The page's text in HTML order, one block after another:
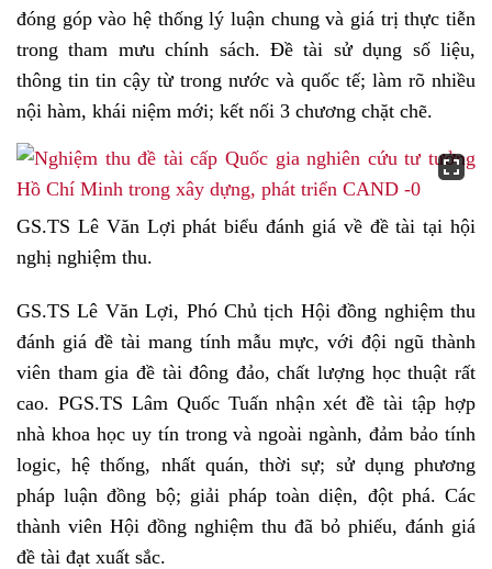
đóng góp vào hệ thống lý luận chung và giá trị thực tiễn
trong tham mưu chính sách. Đề tài sử dụng số liệu,
thông tin tin cậy từ trong nước và quốc tế; làm rõ nhiều
nội hàm, khái niệm mới; kết nối 3 chương chặt chẽ.
GS.TS Lê Văn Lợi phát biểu đánh giá về đề tài tại hội
nghị nghiệm thu.
GS.TS Lê Văn Lợi, Phó Chủ tịch Hội đồng nghiệm thu
đánh giá đề tài mang tính mẫu mực, với đội ngũ thành
viên tham gia đề tài đông đảo, chất lượng học thuật rất
cao. PGS.TS Lâm Quốc Tuấn nhận xét đề tài tập hợp
nhà khoa học uy tín trong và ngoài ngành, đảm bảo tính
logic, hệ thống, nhất quán, thời sự; sử dụng phương
pháp luận đồng bộ; giải pháp toàn diện, đột phá. Các
thành viên Hội đồng nghiệm thu đã bỏ phiếu, đánh giá
đề tài đạt xuất sắc.